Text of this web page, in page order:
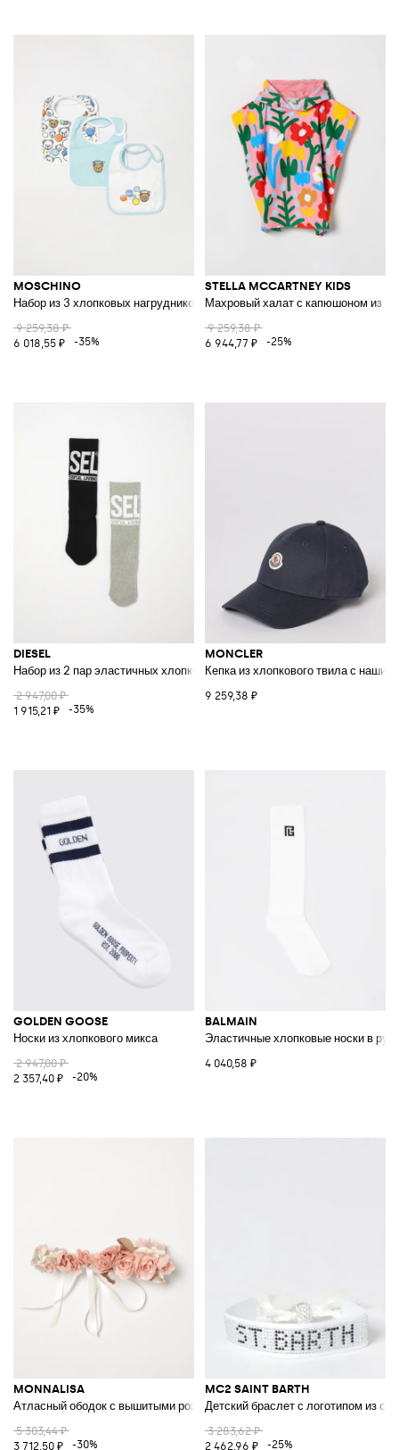
MOSCHINO
Набор из 3 хлопковых нагрудников с принтом
9 259,38 ₽
6 018,55 ₽
-35%
STELLA MCCARTNEY KIDS
Махровый халат с капюшоном из
9 259,38 ₽
6 944,77 ₽
-25%
DIESEL
Набор из 2 пар эластичных хлопковых носков с логотипом
2 947,00 ₽
1 915,21 ₽
-35%
MONCLER
Кепка из хлопкового твила с
9 259,38 ₽
GOLDEN GOOSE
Носки из хлопкового микса
2 947,00 ₽
2 357,40 ₽
-20%
BALMAIN
Эластичные хлопковые носки в
4 040,58 ₽
MONNALISA
Атласный ободок с вышитыми розами
5 303,44 ₽
3 712,50 ₽
-30%
MC2 SAINT BARTH
Детский браслет с логотипом из
3 283,62 ₽
2 462,96 ₽
-25%